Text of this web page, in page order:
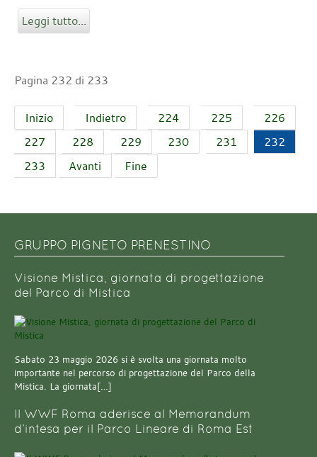
Leggi tutto...
Pagina 232 di 233
Inizio Indietro 224 225
226
227
228 229 230 231
232
233
Avanti Fine
GRUPPO PIGNETO PRENESTINO
Visione Mistica, giornata di progettazione
del Parco di Mistica
Sabato 23 maggio 2026 si è svolta una giornata molto
importante nel percorso di progettazione del Parco della
Mistica. La giornata[…]
Il WWF Roma aderisce al Memorandum
d’intesa per il Parco Lineare di Roma Est